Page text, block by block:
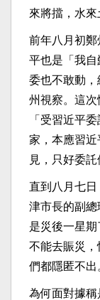
來將擋，水來
前年八月初
平也是「我
委也不敢動
州視察。這
「受習近平
家，本應習
見，只好委託
直到八月七
津市長的副
是災後一星
不能去賑災
們都隱匿不出
為何面對據